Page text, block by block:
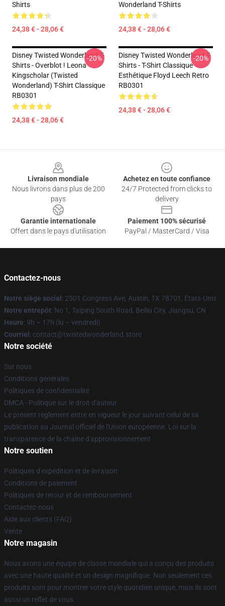
Shirts
24,38 € - 28,06 €
Wonderland T-Shirts
24,38 € - 28,06 €
Disney Twisted Wonderland T-
Shirts - Overblot ! Leona
Kingscholar (Twisted
Wonderland) T-Shirt Classique
RB0301
24,38 € - 28,06 €
-20%
Disney Twisted Wonderland T-
Shirts - T-Shirt Classique
Esthétique Floyd Leech Retro
RB0301
24,38 € - 28,06 €
-20%
Livraison mondiale
Nous livrons dans plus de 200
pays
Achetez en toute confiance
24/7 Protected from clicks to
delivery
Garantie internationale
Offert dans le pays d'utilisation
Paiement 100% sécurisé
PayPal / MasterCard / Visa
Contactez-nous
Notre siège social : 2501 Congress Ave, Austin, TX 78701, États-Unis
Notre entrepôt: No 1, Taiping South Road, Beiliu City, Jiangsu, CN
Heure: 9h – 17h (lu – vendredi)
Courriel : contact@twistedwonderland.store
Notre société
Sur nous
Conditions générales
Politiques de confidentialité
DMCA - Politique sur le droit d'auteur
Le présent règlement entre en vigueur le jour suivant celui de sa
publication au Journal officiel de l'Union européenne. Loi sur la
transparence de la chaîne d'approvisionnement
Notre soutien
Politiques d'expédition et de livraison
Conditions de paiement
Politiques de retour et de remboursement
Contactez-nous
Aide aux clients (FAQ)
Vente
Notre magasin
Nous avons une équipe de classe mondiale qui a conçu des produits
avec une haute qualité et un design magnifique. Non seulement ces
produits sont pour montrer votre style quotidien unique, mais ils sont
aussi un reflet de vous.